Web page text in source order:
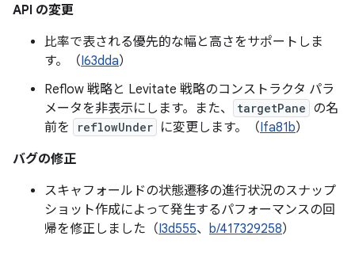
API の変更
比率で表される優先的な幅と高さをサポートしま
す。（I63dda）
Reflow 戦略と Levitate 戦略のコンストラクタ パラ
メータを非表示にします。また、
targetPane の名
前を
reflowUnder に変更します。（Ifa81b）
バグの修正
スキャフォールドの状態遷移の進行状況のスナップ
ショット作成によって発生するパフォーマンスの回
帰を修正しました（I3d555、 b/417329258）